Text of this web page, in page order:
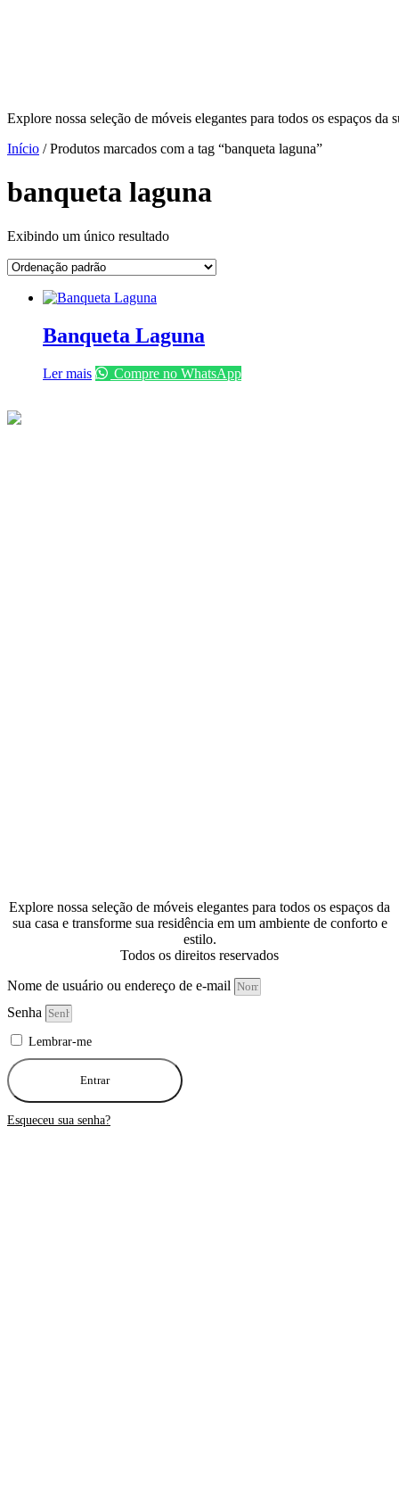
Explore nossa seleção de móveis elegantes para todos os espaços
Início / Produtos marcados com a tag “banqueta laguna”
banqueta laguna
Exibindo um único resultado
Banqueta Laguna
Ler mais Compre no WhatsApp
Explore nossa seleção de móveis elegantes para todos os espaços da
sua casa e transforme sua residência em um ambiente de conforto e
estilo.
Todos os direitos reservados
Nome de usuário ou endereço de e-mail
Senha
Lembrar-me
Entrar
Esqueceu sua senha?